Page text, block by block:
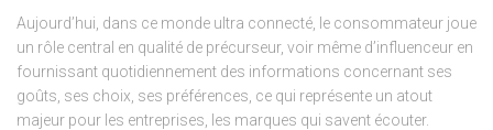
Aujourd’hui, dans ce monde ultra connecté, le consommateur joue
un rôle central en qualité de précurseur, voir même d’influenceur en
fournissant quotidiennement des informations concernant ses
goûts, ses choix, ses préférences, ce qui représente un atout
majeur pour les entreprises, les marques qui savent écouter.